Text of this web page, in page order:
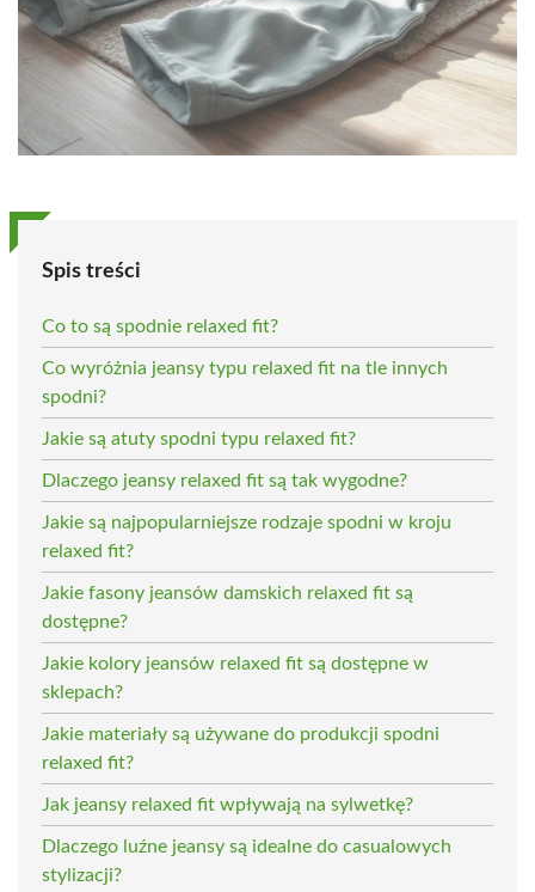
Spis treści
Co to są spodnie relaxed fit?
Co wyróżnia jeansy typu relaxed fit na tle innych
spodni?
Jakie są atuty spodni typu relaxed fit?
Dlaczego jeansy relaxed fit są tak wygodne?
Jakie są najpopularniejsze rodzaje spodni w kroju
relaxed fit?
Jakie fasony jeansów damskich relaxed fit są
dostępne?
Jakie kolory jeansów relaxed fit są dostępne w
sklepach?
Jakie materiały są używane do produkcji spodni
relaxed fit?
Jak jeansy relaxed fit wpływają na sylwetkę?
Dlaczego luźne jeansy są idealne do casualowych
stylizacji?